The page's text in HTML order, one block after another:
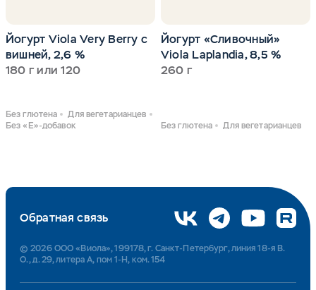
Йогурт Viola Very Berry с
вишней, 2,6 %
180 г или 120
Без глютена
Для вегетарианцев
Без «Е»-добавок
Йогурт «Сливочный»
Viola Laplandia, 8,5 %
260 г
Без глютена Для вегетарианцев
Обратная связь
© 2026 ООО «Виола», 199178, г. Санкт-Петербург, линия 18-я В.
О., д. 29, литера А, пом 1-Н, ком. 154